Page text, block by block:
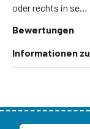
oder rechts in se…
Bewertungen
Informationen